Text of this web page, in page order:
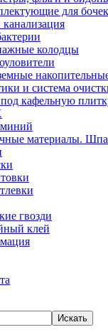
для бочек
колодцы
и система
под кафельную
материалы.
гвозди
клей
Искать